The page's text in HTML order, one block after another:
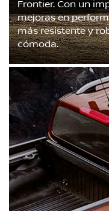
Frontier. Con un
mejoras en
más resistente y
cómoda.